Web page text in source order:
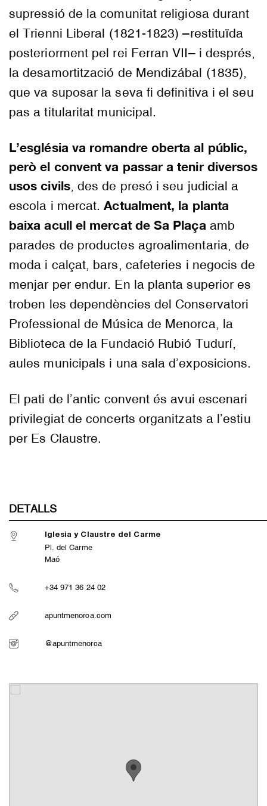
supressió de la comunitat religiosa durant
el Trienni Liberal (1821-1823) –restituïda
posteriorment pel rei Ferran VII– i després,
la desamortització de Mendizábal (1835),
que va suposar la seva fi definitiva i el seu
pas a titularitat municipal.
L’església va romandre oberta al públic,
però el convent va passar a tenir diversos
usos civils, des de presó i seu judicial a
escola i mercat.Actualment, la planta
baixa acull el mercat de Sa Plaça amb
parades de productes agroalimentaria, de
moda i calçat, bars, cafeteries i negocis de
menjar per endur. En la planta superior es
troben les dependències del Conservatori
Professional de Música de Menorca, la
Biblioteca de la Fundació Rubió Tudurí,
aules municipals i una sala d’exposicions.
El pati de l’antic convent és avui escenari
privilegiat de concerts organitzats a l’estiu
per Es Claustre.
DETALLS
Iglesia y Claustre del Carme
Pl. del Carme
Maó
+34 971 36 24 02
apuntmenorca.com
@apuntmenorca